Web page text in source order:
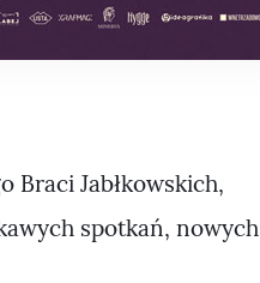
Braci Jabłkowskich,
spotkań, nowych